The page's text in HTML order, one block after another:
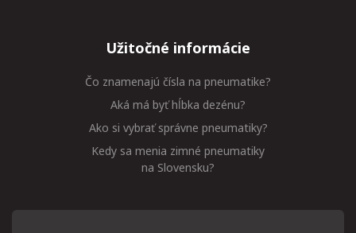
Užitočné informácie
Čo znamenajú čísla na pneumatike?
Aká má byť hĺbka dezénu?
Ako si vybrať správne pneumatiky?
Kedy sa menia zimné pneumatiky
na Slovensku?